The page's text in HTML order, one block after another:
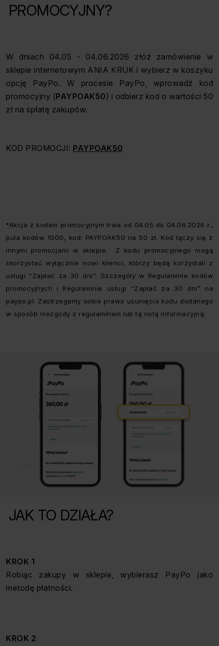
Pause
PROMOCYJNY?
W dniach 04.05 - 04.06.2026 złóż zamówienie w
sklepie internetowym ANIA KRUK i wybierz w koszyku
opcję PayPo. W procesie PayPo, wprowadź kod
promocyjny (PAYPOAK50) i odbierz kod o wartości 50
zł na spłatę zakupów.
KOD PROMOCJI: PAYPOAK50
*Akcja z kodem promocyjnym trwa od 04.05 do 04.06.2026 r.,
pula kodów 1000, kod: PAYPOAK50 na 50 zł. Kod łączy się z
innymi promocjami w sklepie. Z kodu promocyjnego mogą
skorzystać wyłącznie nowi klienci, którzy będą korzystali z
usługi "Zapłać za 30 dni". Szczegóły w Regulaminie kodów
promocyjnych i Regulaminie usługi “Zapłać za 30 dni” na
paypo.pl. Zastrzegamy sobie prawo usunięcia kodu dodanego
w sposób niezgody z regulaminem lub tą notą informacyjną.
JAK TO DZIAŁA?
KROK 1
Robiąc zakupy w sklepie, wybierasz PayPo jako
metodę płatności.
KROK 2